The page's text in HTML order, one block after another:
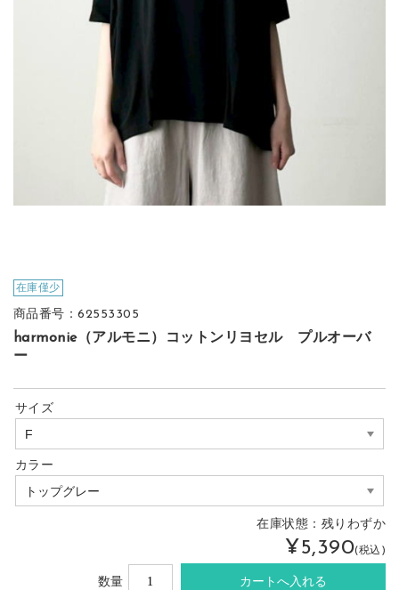
在庫僅少
商品番号：62553305
harmonie（アルモニ）コットンリヨセル プルオーバ
ー
サイズ
カラー
在庫状態： 残りわずか
¥5,390(税込)
数量